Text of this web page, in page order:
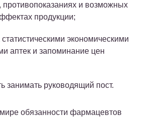
противопоказаниях и возможных
продукции;
статистическими экономическими
аптек и запоминание цен
занимать руководящий пост.
обязанности фармацевтов